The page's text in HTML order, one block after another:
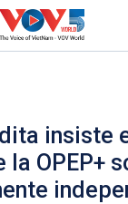
insiste
OPEP+